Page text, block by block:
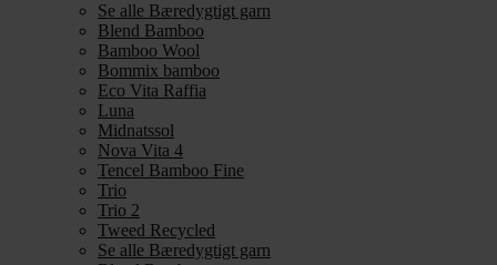
Se alle Bæredygtigt garn
Blend Bamboo
Bamboo Wool
Bommix bamboo
Eco Vita Raffia
Luna
Midnatssol
Nova Vita 4
Tencel Bamboo Fine
Trio
Trio 2
Tweed Recycled
Se alle Bæredygtigt garn